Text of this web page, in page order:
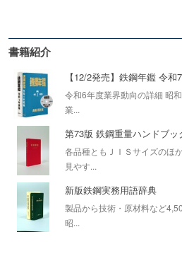
書籍紹介
【12/2発売】鉄鋼年鑑 令和
令和6年度業界動向の詳細 昭
業...
第73版 鉄鋼重量ハンドブッ
各品種ともＪＩＳサイズのほ
見やす...
新版鉄鋼実務用語辞典
製品から技術・原材料など
昭...